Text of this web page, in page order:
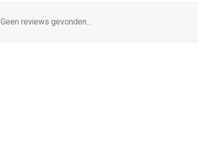
Geen reviews gevonden...